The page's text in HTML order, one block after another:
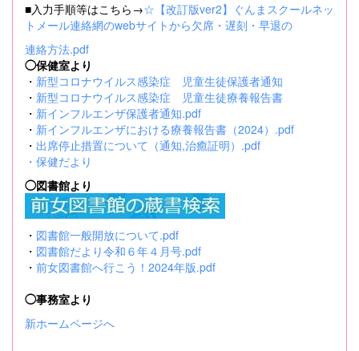
■入力手順等はこちら→☆【改訂版ver2】ぐんまスクールネッ
トメール連絡網のwebサイトから欠席・遅刻・早退の
連絡方法.pdf
◯保健室より
・ 新型コロナウイルス感染症 児童生徒保護者通知
・ 新型コロナウイルス感染症 児童生徒療養報告書
・ 新インフルエンザ保護者通知.pdf
・ 新インフルエンザにおける療養報告書（2024）.pdf
・ 出席停止措置について（通知,治癒証明）.pdf
・ 保健だより
◯図書館より
・ 図書館一般開放について.pdf
・ 図書館だより令和６年４月号.pdf
・ 前女図書館へ行こう！2024年版.pdf
◯事務室より
新ホームページへ